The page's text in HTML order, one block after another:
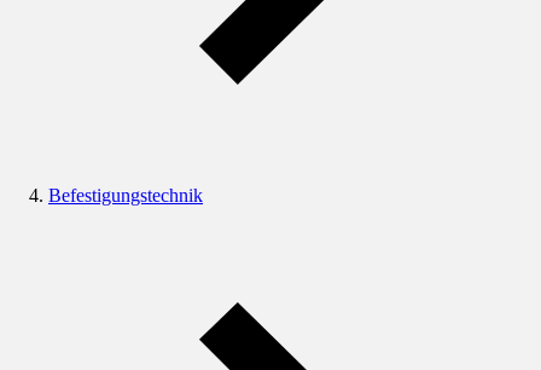
Befestigungstechnik